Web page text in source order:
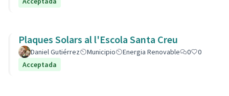
Plaques Solars al l'Escola Santa Creu
Daniel Gutiérrez Municipio Energia Renovable 0
0
Acceptada